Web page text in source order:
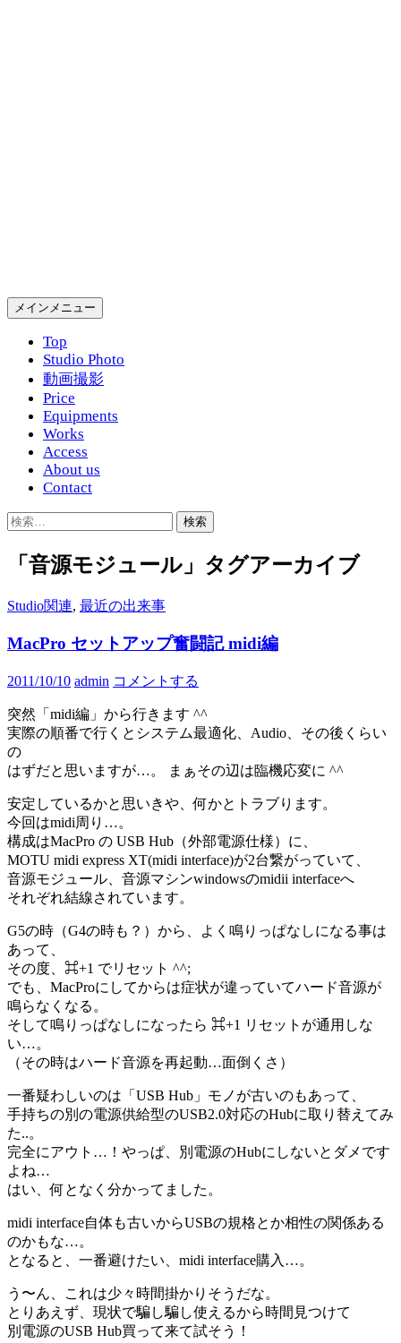
検
索
メインメニュー
Top
Studio Photo
動画撮影
Price
Equipments
Works
Access
About us
Contact
検
「音源モジュール」タグアーカイブ
Studio関連, 最近の出来事
MacPro セットアップ奮闘記 midi編
2011/10/10 admin コメントする
突然「midi編」から行きます ^^
実際の順番で行くとシステム最適化、Audio、その後くらい
の
はずだと思いますが…。 まぁその辺は臨機応変に ^^
安定しているかと思いきや、何かとトラブります。
今回はmidi周り…。
構成はMacPro の USB Hub（外部電源仕様）に、
MOTU midi express XT(midi interface)が2台繋がっていて、
音源モジュール、音源マシンwindowsのmidii interfaceへ
それぞれ結線されています。
G5の時（G4の時も？）から、よく鳴りっぱなしになる事は
あって、
その度、⌘+1 でリセット ^^;
でも、MacProにしてからは症状が違っていてハード音源が
鳴らなくなる。
そして鳴りっぱなしになったら ⌘+1 リセットが通用しな
い…。
（その時はハード音源を再起動…面倒くさ）
一番疑わしいのは「USB Hub」モノが古いのもあって、
手持ちの別の電源供給型のUSB2.0対応のHubに取り替えてみ
た..。
完全にアウト…！やっぱ、別電源のHubにしないとダメです
よね…
はい、何となく分かってました。
midi interface自体も古いからUSBの規格とか相性の関係ある
のかもな…。
となると、一番避けたい、midi interface購入…。
う〜ん、これは少々時間掛かりそうだな。
とりあえず、現状で騙し騙し使えるから時間見つけて
別電源のUSB Hub買って来て試そう！